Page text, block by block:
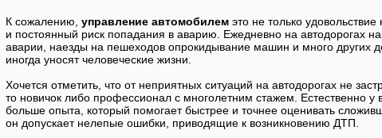
К сожалению, управление автомобилем это не только
и постоянный риск попадания в аварию. Ежедневно на автодорогах
аварии, наезды на пешеходов опрокидывание машин и много других
иногда уносят человеческие жизни.
Хочется отметить, что от неприятных ситуаций на автодорогах не
то новичок либо профессионал с многолетним стажем. Естественно у
больше опыта, который помогает быстрее и точнее оценивать
он допускает нелепые ошибки, приводящие к возникновению ДТП.